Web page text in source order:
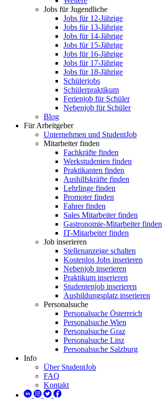
Jobs für Jugendliche
Jobs für 12-Jährige
Jobs für 13-Jährige
Jobs für 14-Jährige
Jobs für 15-Jährige
Jobs für 16-Jährige
Jobs für 17-Jährige
Jobs für 18-Jährige
Schülerjobs
Schülerpraktikum
Ferienjob für Schüler
Nebenjob für Schüler
Blog
Für Arbeitgeber
Unternehmen und StudentJob
Mitarbeiter finden
Fachkräfte finden
Werkstudenten finden
Praktikanten finden
Aushilfskräfte finden
Lehrlinge finden
Promoter finden
Fahrer finden
Sales Mitarbeiter finden
Gastronomie-Mitarbeiter finden
IT-Mitarbeiter finden
Job inserieren
Stellenanzeige schalten
Kostenlos Jobs inserieren
Nebenjob inserieren
Praktikum inserieren
Studentenjob inserieren
Ausbildungsplatz inserieren
Personalsuche
Personalsuche Österreich
Personalsuche Wien
Personalsuche Graz
Personalsuche Linz
Personalsuche Salzburg
Info
Über StudentJob
FAQ
Kontakt